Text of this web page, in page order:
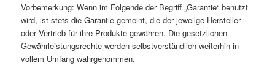
Vorbemerkung: Wenn im Folgende der Begriff „Garantie“ benutzt
wird, ist stets die Garantie gemeint, die der jeweilge Hersteller
oder Vertrieb für ihre Produkte gewähren. Die gesetzlichen
Gewährleistungsrechte werden selbstverständlich weiterhin in
vollem Umfang wahrgenommen.